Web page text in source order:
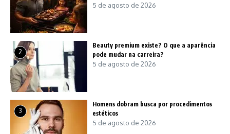
5 de agosto de 2026
2
Beauty premium existe? O que a aparência
pode mudar na carreira?
5 de agosto de 2026
3
Homens dobram busca por procedimentos
estéticos
5 de agosto de 2026